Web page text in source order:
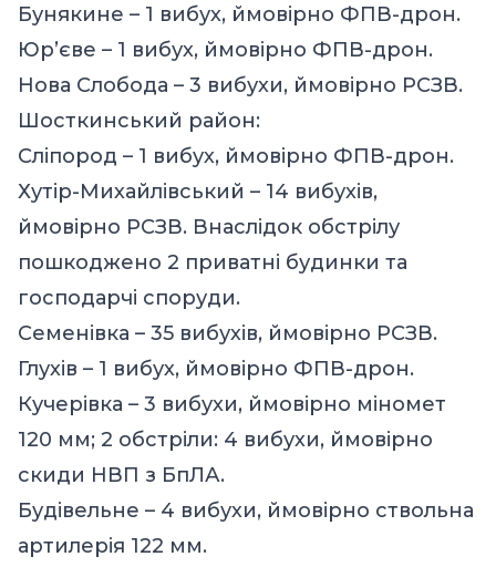
Бунякине – 1 вибух, ймовірно ФПВ-дрон.
Юр’єве – 1 вибух, ймовірно ФПВ-дрон.
Нова Слобода – 3 вибухи, ймовірно РСЗВ.
Шосткинський район:
Сліпород – 1 вибух, ймовірно ФПВ-дрон.
Хутір-Михайлівський – 14 вибухів,
ймовірно РСЗВ. Внаслідок обстрілу
пошкоджено 2 приватні будинки та
господарчі споруди.
Семенівка – 35 вибухів, ймовірно РСЗВ.
Глухів – 1 вибух, ймовірно ФПВ-дрон.
Кучерівка – 3 вибухи, ймовірно міномет
120 мм; 2 обстріли: 4 вибухи, ймовірно
скиди НВП з БпЛА.
Будівельне – 4 вибухи, ймовірно ствольна
артилерія 122 мм.